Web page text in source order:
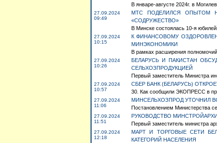
В январе-августе 2024г. в
27.09.2024
09:49
МТС ПОДЕЛИЛСЯ ОПЫТОМ
«СОДРУЖЕСТВО»
В Минске состоялась 10-я
27.09.2024
10:15
К ФИНАНСОВОМУ
МИНЭКОНОМИКИ
В рамках расширения
27.09.2024
10:26
БЕЛАРУСЬ И ПАКИСТАН
СЕЛЬХОЗПРОДУКЦИЕЙ
Первый заместитель Министра
27.09.2024
10:57
СБЕР БАНК (БЕЛАРУСЬ)
30. Как сообщили ЭКОПРЕСС в
27.09.2024
11:06
МИНСЕЛЬХОЗПРОД УТОЧНИЛ
Постановлением Министерства
27.09.2024
11:51
РУКОВОДСТВО
Первый заместитель министра
27.09.2024
12:18
МАРТ И ТОРГОВЫЕ СЕТИ
КАТЕГОРИЙ НАСЕЛЕНИЯ